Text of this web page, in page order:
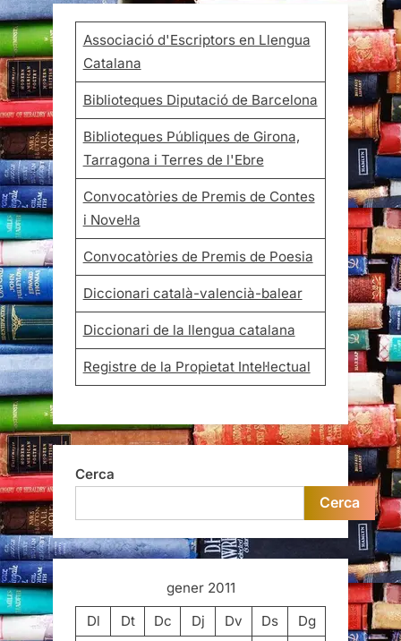
Associació d'Escriptors en Llengua
Catalana
Biblioteques Diputació de Barcelona
Biblioteques Públiques de Girona,
Tarragona i Terres de l'Ebre
Convocatòries de Premis de Contes
i Novel·la
Convocatòries de Premis de Poesia
Diccionari català-valencià-balear
Diccionari de la llengua catalana
Registre de la Propietat Intel·lectual
Cerca
Cerca
gener 2011
Dl
Dt Dc Dj Dv Ds
Dg